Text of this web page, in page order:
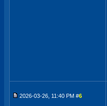
2026-03-26, 11:40 PM #6